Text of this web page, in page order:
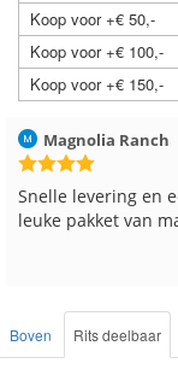
Koop voor +€ 50,-
Koop voor +€ 100,-
Koop voor +€ 150,-
Hilde uit Loyers
Reeds meerdere
besteld, altijd heel
Boven Rits deelbaar